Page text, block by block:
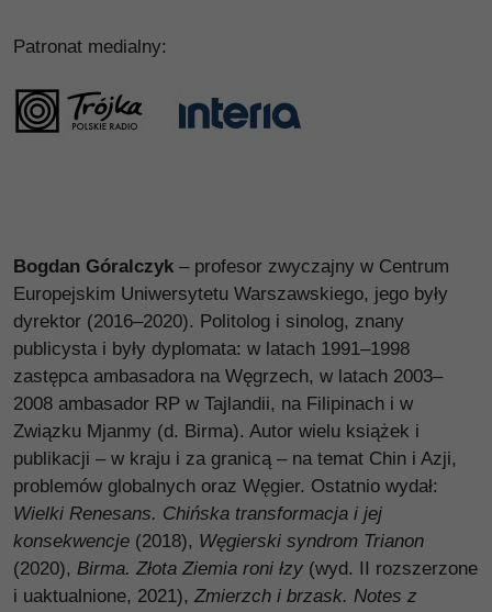
Patronat medialny:
Bogdan Góralczyk – profesor zwyczajny w Centrum
Europejskim Uniwersytetu Warszawskiego, jego były
dyrektor (2016–2020). Politolog i sinolog, znany
publicysta i były dyplomata: w latach 1991–1998
zastępca ambasadora na Węgrzech, w latach 2003–
2008 ambasador RP w Tajlandii, na Filipinach i w
Związku Mjanmy (d. Birma). Autor wielu książek i
publikacji – w kraju i za granicą – na temat Chin i Azji,
problemów globalnych oraz Węgier. Ostatnio wydał:
Wielki Renesans. Chińska transformacja i jej
konsekwencje (2018), Węgierski syndrom Trianon
(2020), Birma. Złota Ziemia roni łzy (wyd. II rozszerzone
i uaktualnione, 2021), Zmierzch i brzask. Notes z